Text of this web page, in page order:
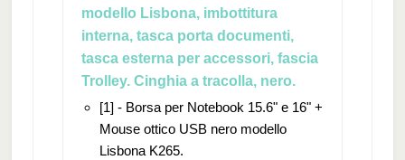
modello Lisbona, imbottitura
interna, tasca porta documenti,
tasca esterna per accessori, fascia
Trolley. Cinghia a tracolla, nero.
[1] - Borsa per Notebook 15.6" e 16" +
Mouse ottico USB nero modello
Lisbona K265.